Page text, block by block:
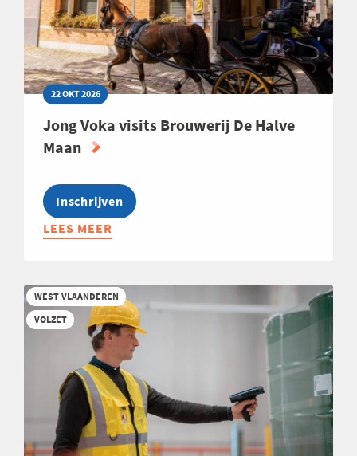
22 OKT 2026
Jong Voka visits Brouwerij De Halve
Maan
Inschrijven
LEES MEER
ABOUT
VISITS
BROUWERIJ
DE
WEST-VLAANDEREN
VOLZET